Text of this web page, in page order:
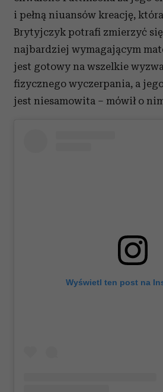
i pełną niuansów kreację,
Brytyjczyk potrafi zmierzyć
najbardziej wymagającym
jest gotowy na wszelkie
fizycznego wyczerpania, a
jest niesamowita – mówił o
Wyświetl ten post na